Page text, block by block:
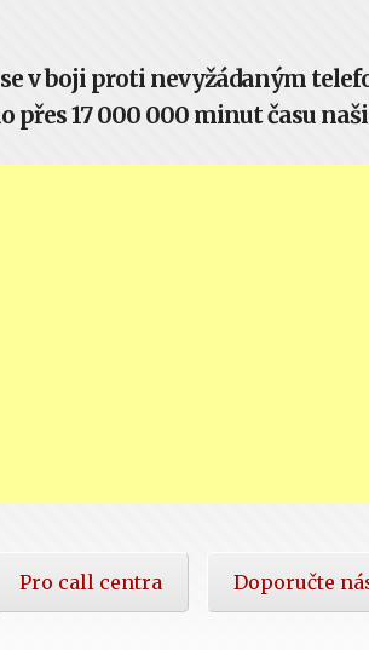
v boji proti nevyžádaným
přes 17 000 000 minut času
Pro call centra Doporučte